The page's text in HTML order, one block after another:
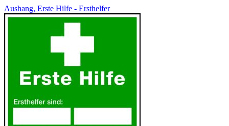
Aushang, Erste Hilfe - Ersthelfer